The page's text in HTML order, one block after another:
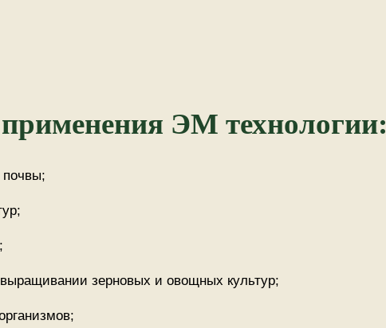
ЭМ технологии:
почвы;
зерновых и овощных культур;